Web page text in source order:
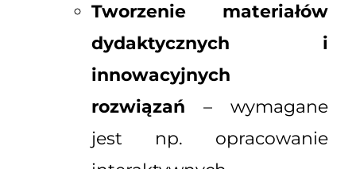
Tworzenie materiałów
dydaktycznych i
innowacyjnych
rozwiązań – wymagane
jest np. opracowanie